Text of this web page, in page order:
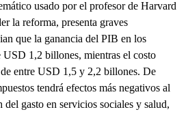
usado por el profesor de Harvard
la reforma, presenta graves
que la ganancia del PIB en los
USD 1,2 billones, mientras el costo
entre USD 1,5 y 2,2 billones. De
tendrá efectos más negativos al
gasto en servicios sociales y salud,